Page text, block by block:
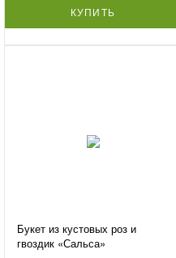
КУПИТЬ
Букет из кустовых роз и
гвоздик «Сальса»